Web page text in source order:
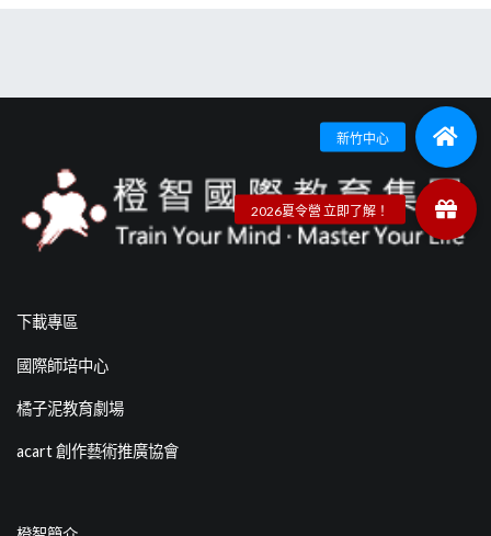
下載專區
國際師培中心
橘子泥教育劇場
acart 創作藝術推廣協會